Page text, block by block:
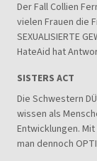
Der Fall Collien
vielen Frauen die
SEXUALISIERTE
HateAid hat
SISTERS ACT
Die Schwestern
wissen als
Entwicklungen.
man dennoch